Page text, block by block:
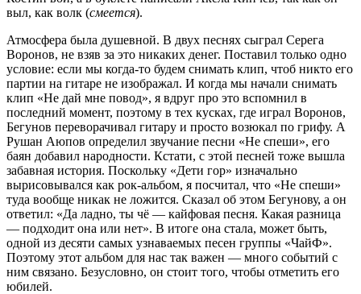
выл, как волк (смеется).
Атмосфера была душевной. В двух песнях сыграл Серега
Воронов, не взяв за это никаких денег. Поставил только одно
условие: если мы когда-то будем снимать клип, чтоб никто его
партии на гитаре не изображал. И когда мы начали снимать
клип «Не дай мне повод», я вдруг про это вспомнил в
последний момент, поэтому в тех кусках, где играл Воронов,
Бегунов переворачивал гитару и просто возюкал по грифу. А
Рушан Аюпов определил звучание песни «Не спеши», его
баян добавил народности. Кстати, с этой песней тоже вышла
забавная история. Поскольку «Дети гор» изначально
вырисовывался как рок-альбом, я посчитал, что «Не спеши»
туда вообще никак не ложится. Сказал об этом Бегунову, а он
ответил: «Да ладно, ты чё — кайфовая песня. Какая разница
— подходит она или нет». В итоге она стала, может быть,
одной из десяти самых узнаваемых песен группы «ЧайФ».
Поэтому этот альбом для нас так важен — много событий с
ним связано. Безусловно, он стоит того, чтобы отметить его
юбилей.